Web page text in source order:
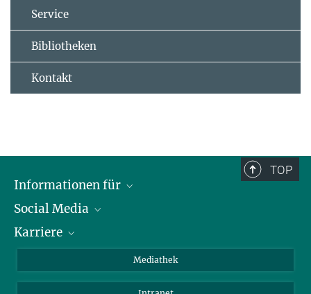
Service
Bibliotheken
Kontakt
TOP
Informationen für
Journalisten
Schule
Social Media
LinkedIn
Karriere
Mediathek